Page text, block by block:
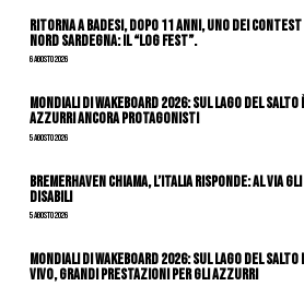
Ritorna a Badesi, dopo 11 anni, uno dei
nord Sardegna: il “Log Fest”.
6 Agosto 2026
Mondiali di Wakeboard 2026: sul Lago del
azzurri ancora protagonisti
5 Agosto 2026
Bremerhaven chiama, l’Italia risponde: al via
Disabili
5 Agosto 2026
Mondiali di Wakeboard 2026: sul Lago del
vivo, grandi prestazioni per gli azzurri